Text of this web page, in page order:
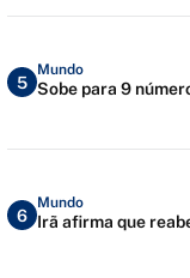
5
Mundo
Sobe para 9
6
Mundo
Irã afirma que